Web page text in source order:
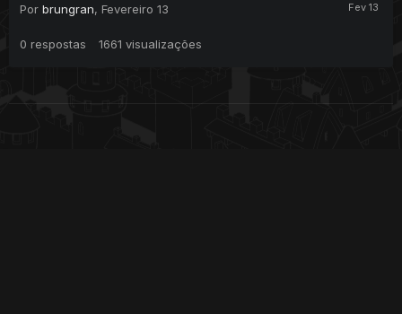
Por brungran, Fevereiro 13
0 respostas 1661 visualizações